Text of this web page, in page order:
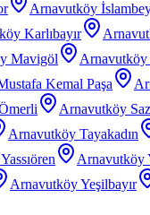
Arnavutköy
Karlıbayır
Mavigöl
Kemal Paşa
Arnavutköy
Arnavutköy Tayakadın
Arnavutköy
Arnavutköy Yeşilbayır